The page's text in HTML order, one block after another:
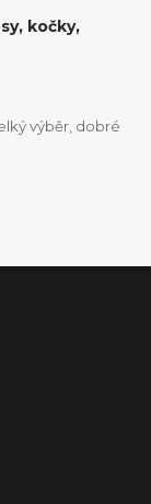
kočky,
výběr, dobré